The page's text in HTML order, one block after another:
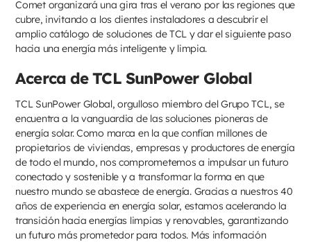
Comet organizará una gira tras el verano por las regiones que
cubre, invitando a los clientes instaladores a descubrir el
amplio catálogo de soluciones de TCL y dar el siguiente paso
hacia una energía más inteligente y limpia.
Acerca de TCL SunPower Global
TCL SunPower Global, orgulloso miembro del Grupo TCL, se
encuentra a la vanguardia de las soluciones pioneras de
energía solar. Como marca en la que confían millones de
propietarios de viviendas, empresas y productores de energía
de todo el mundo, nos comprometemos a impulsar un futuro
conectado y sostenible y a transformar la forma en que
nuestro mundo se abastece de energía. Gracias a nuestros 40
años de experiencia en energía solar, estamos acelerando la
transición hacia energías limpias y renovables, garantizando
un futuro más prometedor para todos. Más información